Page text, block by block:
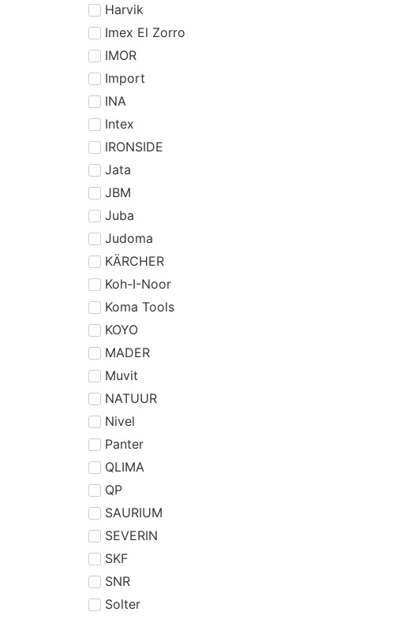
Harvik
Imex El Zorro
IMOR
Import
INA
Intex
IRONSIDE
Jata
JBM
Juba
Judoma
KÄRCHER
Koh-I-Noor
Koma Tools
KOYO
MADER
Muvit
NATUUR
Nivel
Panter
QLIMA
QP
SAURIUM
SEVERIN
SKF
SNR
Solter